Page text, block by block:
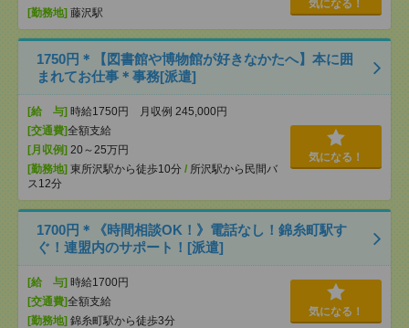
[勤務地] 藤沢駅
気になる！
1750円＊【図書館や博物館が好きなかたへ】本に囲
まれてお仕事＊事務[派遣]
[給 与] 時給1750円 月収例 245,000円
[交通費]全額支給
[月収例] 20～25万円
[勤務地] 東所沢駅から徒歩10分 / 所沢駅から民間バ
ス12分
気になる！
1700円＊《時間相談OK！》電話なし！錦糸町駅す
ぐ！連盟内のサポート！[派遣]
[給 与] 時給1700円
[交通費]全額支給
[勤務地] 錦糸町駅から徒歩3分
気になる！